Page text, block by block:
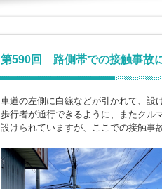
第590回 路側帯での接触事故
車道の左側に白線などが引かれて、設
歩行者が通行できるように、またクル
設けられていますが、ここでの接触事